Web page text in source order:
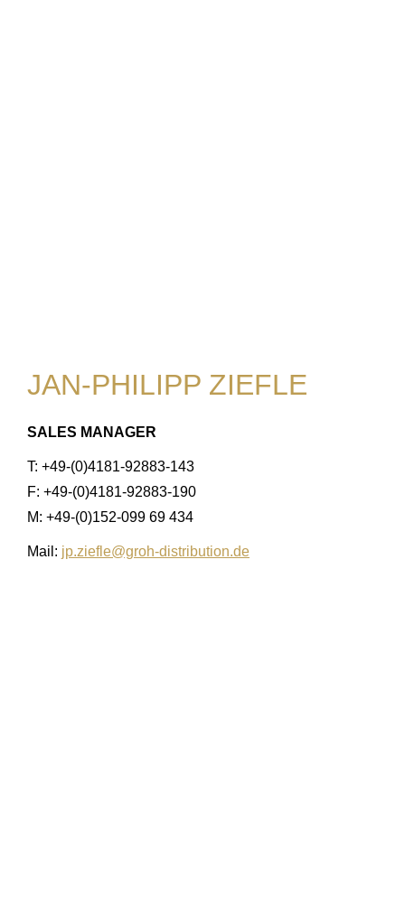
JAN-PHILIPP ZIEFLE
SALES MANAGER
T: +49-(0)4181-92883-143
F: +49-(0)4181-92883-190
M: +49-(0)152-099 69 434
Mail: jp.ziefle@groh-distribution.de